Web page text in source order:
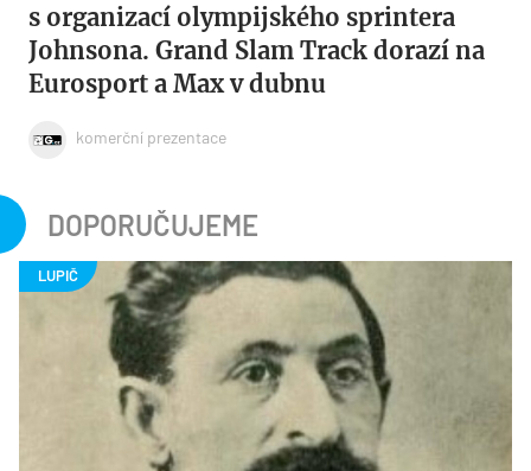
s organizací olympijského sprintera
Johnsona. Grand Slam Track dorazí na
Eurosport a Max v dubnu
komerční prezentace
DOPORUČUJEME